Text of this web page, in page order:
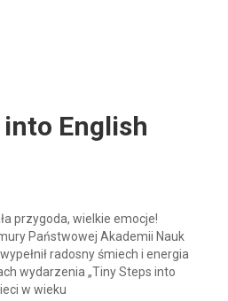
English
przygoda, wielkie emocje!
Państwowej Akademii Nauk
radosny śmiech i energia
wydarzenia „Tiny Steps into
w wieku